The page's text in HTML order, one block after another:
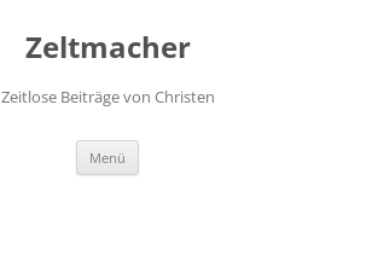
Zeltmacher
Zeitlose Beiträge von Christen
Menü